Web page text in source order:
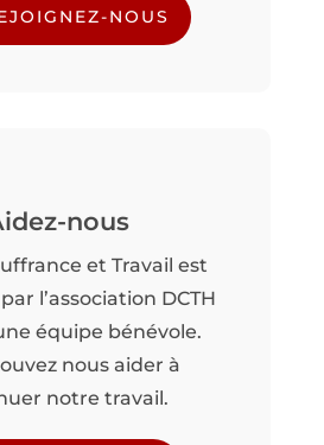
NOUS
nous
et Travail est
l’association DCTH
équipe bénévole.
nous aider à
notre travail.